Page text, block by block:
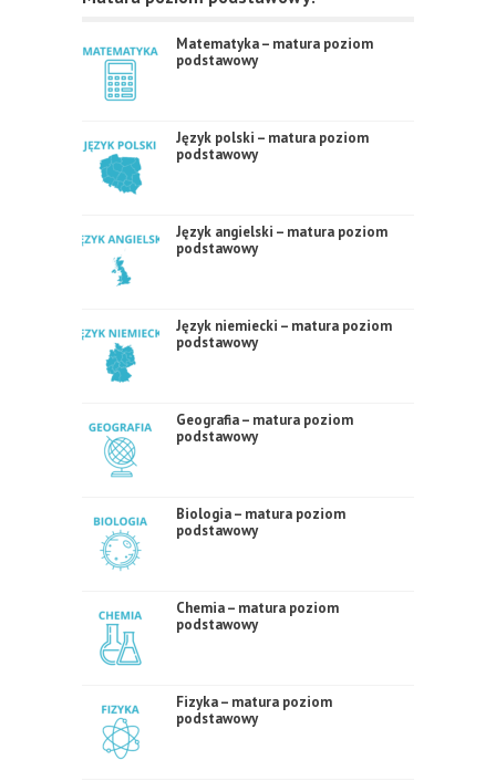
Matematyka – matura poziom
podstawowy
Język polski – matura poziom
podstawowy
Język angielski – matura poziom
podstawowy
Język niemiecki – matura poziom
podstawowy
Geografia – matura poziom
podstawowy
Biologia – matura poziom
podstawowy
Chemia – matura poziom
podstawowy
Fizyka – matura poziom
podstawowy